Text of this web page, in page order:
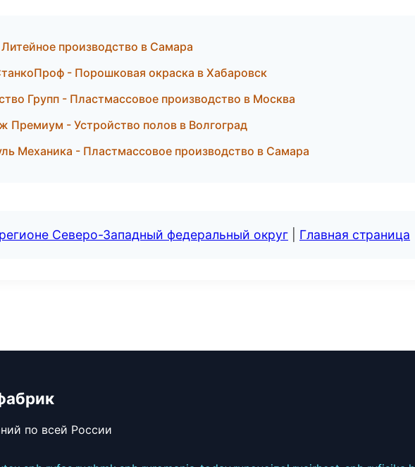
производство в Самара
- Порошковая окраска в Хабаровск
Групп - Пластмассовое производство в Москва
Премиум - Устройство полов в Волгоград
Механика - Пластмассовое производство в Самара
Северо-Западный федеральный округ Главная страница
по всей России